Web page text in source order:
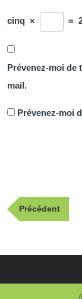
cinq × =
Prévenez-moi de
mail.
Prévenez-moi
Navigation
dePublication
précédente
Précédent